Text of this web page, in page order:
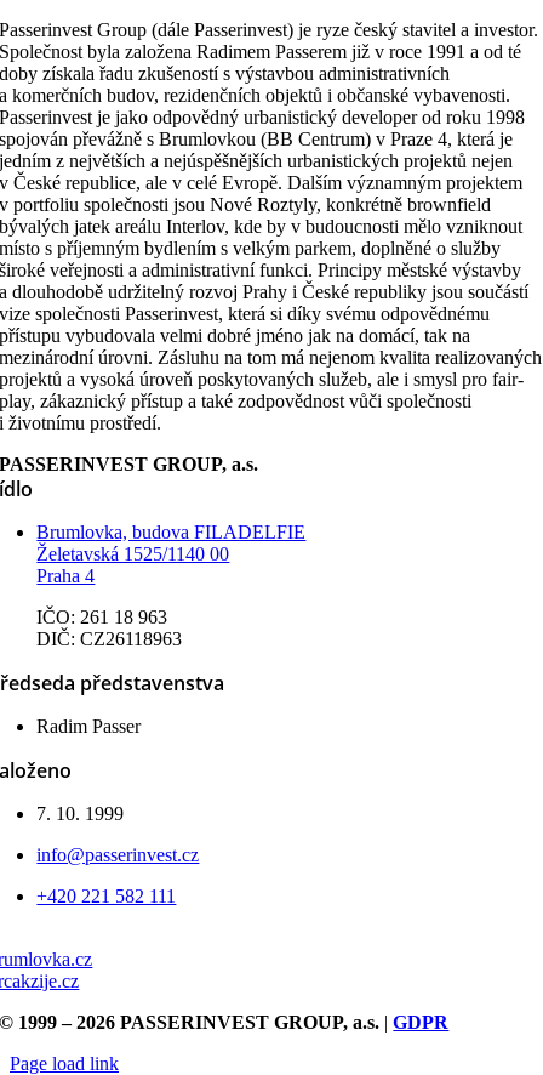
Passerinvest Group (dále Passerinvest) je ryze český stavitel a investor.
Společnost byla založena Radimem Passerem již v roce 1991 a od té
doby získala řadu zkušeností s výstavbou administrativních
a komerčních budov, rezidenčních objektů i občanské vybavenosti.
Passerinvest je jako odpovědný urbanistický developer od roku 1998
spojován převážně s Brumlovkou (BB Centrum) v Praze 4, která je
jedním z největších a nejúspěšnějších urbanistických projektů nejen
v České republice, ale v celé Evropě. Dalším významným projektem
v portfoliu společnosti jsou Nové Roztyly, konkrétně brownfield
bývalých jatek areálu Interlov, kde by v budoucnosti mělo vzniknout
místo s příjemným bydlením s velkým parkem, doplněné o služby
široké veřejnosti a administrativní funkci. Principy městské výstavby
a dlouhodobě udržitelný rozvoj Prahy i České republiky jsou součástí
vize společnosti Passerinvest, která si díky svému odpovědnému
přístupu vybudovala velmi dobré jméno jak na domácí, tak na
mezinárodní úrovni. Zásluhu na tom má nejenom kvalita realizovaných
projektů a vysoká úroveň poskytovaných služeb, ale i smysl pro fair-
play, zákaznický přístup a také zodpovědnost vůči společnosti
i životnímu prostředí.
PASSERINVEST GROUP, a.s.
Brumlovka, budova FILADELFIE
Želetavská 1525/1140 00
Praha 4
IČO: 261 18 963
DIČ: CZ26118963
představenstva
Radim Passer
7. 10. 1999
info@passerinvest.cz
+420 221 582 111
© 1999 – 2026 PASSERINVEST GROUP, a.s. |GDPR
Page load link